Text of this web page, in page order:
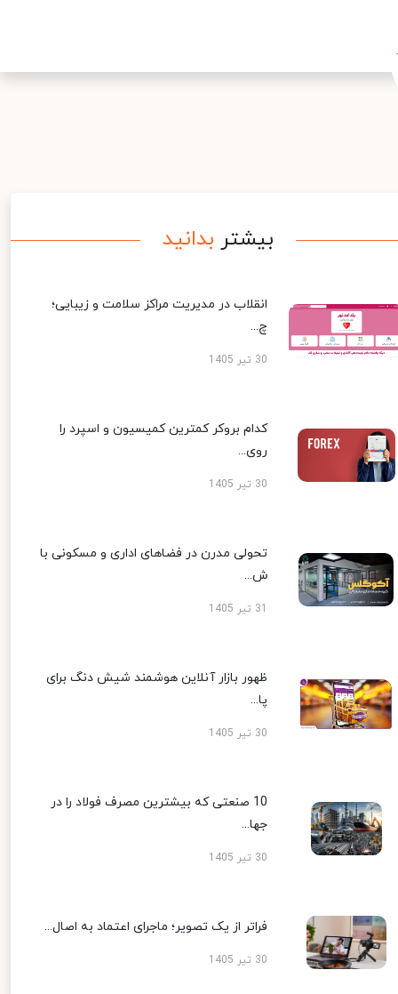
بیشتر بدانید
انقلاب در مدیریت مراکز سلامت و زیبایی؛
چ...
30 تیر 1405
کدام بروکر کمترین کمیسیون و اسپرد را
روی...
30 تیر 1405
تحولی مدرن در فضاهای اداری و مسکونی با
ش...
ظهور بازار آنلاین هوشمند شیش دنگ برای
پا...
30 تیر 1405
10 صنعتی که بیشترین مصرف فولاد را در
جها...
30 تیر 1405
فراتر از یک تصویر؛ ماجرای اعتماد به اصال...
30 تیر 1405